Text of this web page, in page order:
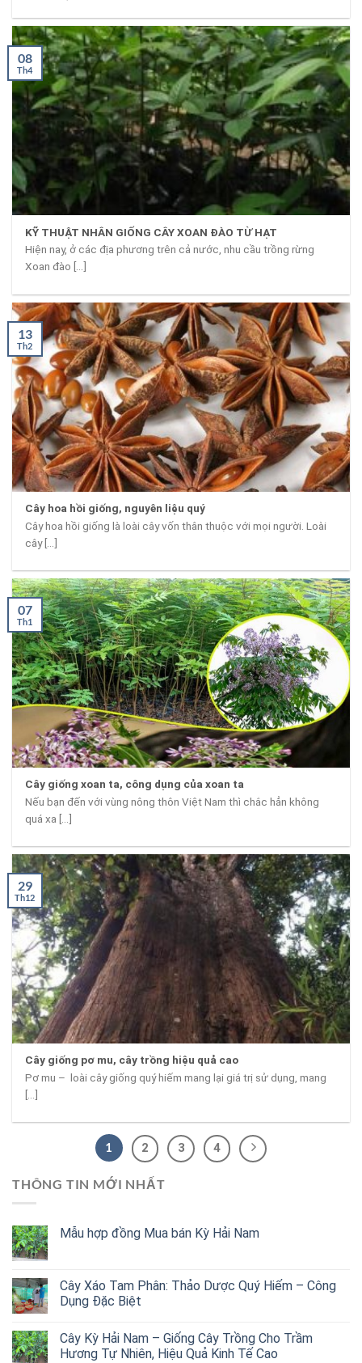
KỸ THUẬT NHÂN GIỐNG CÂY XOAN ĐÀO TỪ HẠT
Hiện nay, ở các địa phương trên cả nước, nhu cầu trồng rừng
Xoan đào [...]
08
Th4
Cây hoa hồi giống, nguyên liệu quý
Cây hoa hồi giống là loài cây vốn thân thuộc với mọi người. Loài
cây [...]
13
Th2
Cây giống xoan ta, công dụng của xoan ta
Nếu bạn đến với vùng nông thôn Việt Nam thì chắc hẳn không
quá xa [...]
07
Th1
Cây giống pơ mu, cây trồng hiệu quả cao
Pơ mu – loài cây giống quý hiếm mang lại giá trị sử dụng, mang
[...]
29
Th12
1 2 3 4
THÔNG TIN MỚI NHẤT
Mẫu hợp đồng Mua bán Kỳ Hải Nam
Cây Xáo Tam Phân: Thảo Dược Quý Hiếm – Công
Dụng Đặc Biệt
Cây Kỳ Hải Nam – Giống Cây Trồng Cho Trầm
Hương Tự Nhiên, Hiệu Quả Kinh Tế Cao